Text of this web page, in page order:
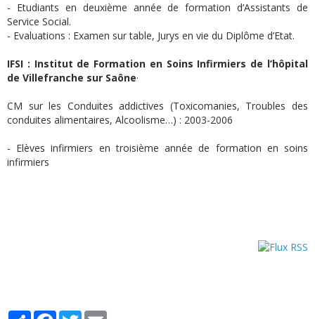
- Etudiants en deuxième année de formation d’Assistants de
Service Social.
- Evaluations : Examen sur table, Jurys en vie du Diplôme d’Etat.
IFSI : Institut de Formation en Soins Infirmiers de l’hôpital
de Villefranche sur Saône·
CM sur les Conduites addictives (Toxicomanies, Troubles des
conduites alimentaires, Alcoolisme…) : 2003-2006
- Elèves infirmiers en troisième année de formation en soins
infirmiers
PartagerFacebook
Twitter